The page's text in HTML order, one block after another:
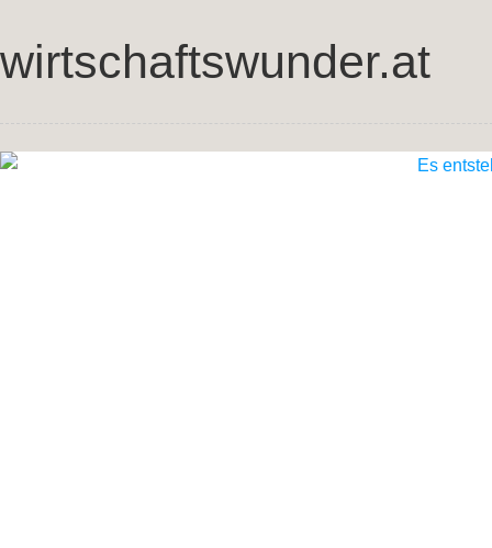
wirtschaftswunder.at